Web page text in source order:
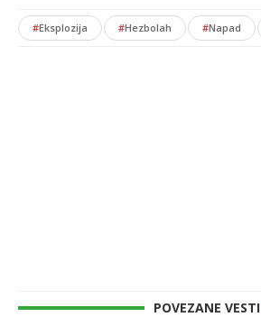
#Eksplozija #Hezbolah #Napad
POVEZANE VESTI